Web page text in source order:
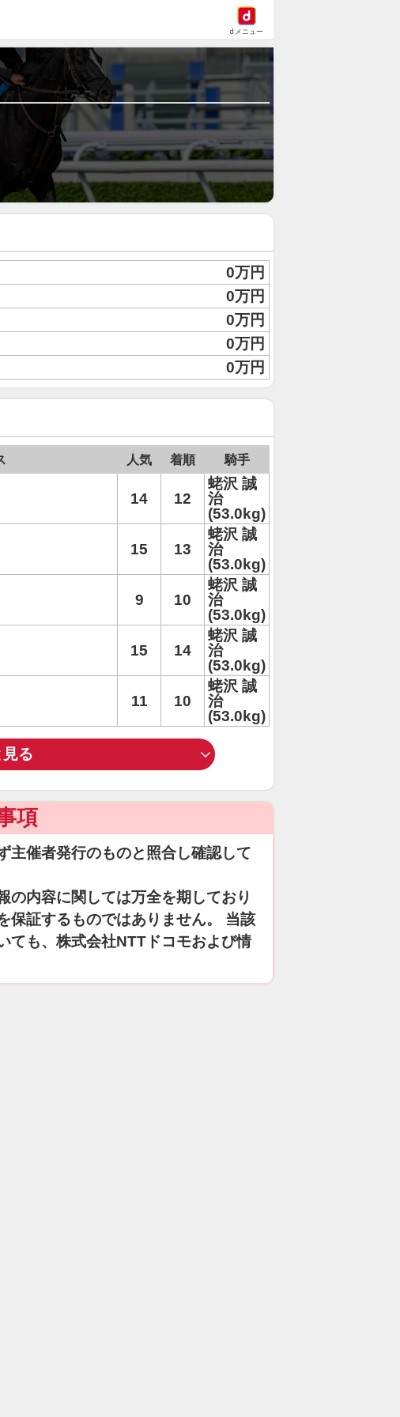
dメニュー
0万円
0万円
0万円
0万円
0万円
人気 着順 騎手
14 12
蛯沢 誠
治
(53.0kg)
15 13
蛯沢 誠
治
(53.0kg)
9 10
蛯沢 誠
治
(53.0kg)
15 14
蛯沢 誠
治
(53.0kg)
11 10
蛯沢 誠
治
(53.0kg)
見る
項
主催者発行のものと照合し確認して
の内容に関しては万全を期しており
保証するものではありません。 当該
ても、株式会社NTTドコモおよび情